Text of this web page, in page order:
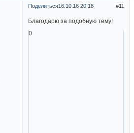
Поделиться 11
16.10.16 20:18
Благодарю за подобную тему!
0